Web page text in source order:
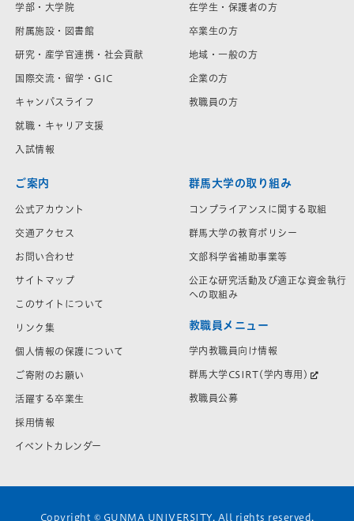
学部・大学院
附属施設・図書館
研究・産学官連携・社会貢献
国際交流・留学・GIC
キャンパスライフ
就職・キャリア支援
入試情報
在学生・保護者の方
卒業生の方
地域・一般の方
企業の方
教職員の方
ご案内
公式アカウント
交通アクセス
お問い合わせ
サイトマップ
このサイトについて
リンク集
個人情報の保護について
ご寄附のお願い
活躍する卒業生
採用情報
イベントカレンダー
群馬大学の取り組み
コンプライアンスに関する取組
群馬大学の教育ポリシー
文部科学省補助事業等
公正な研究活動及び適正な資金執行
への取組み
教職員メニュー
学内教職員向け情報
群馬大学CSIRT(学内専用)
教職員公募
Copyright © GUNMA UNIVERSITY. All rights reserved.